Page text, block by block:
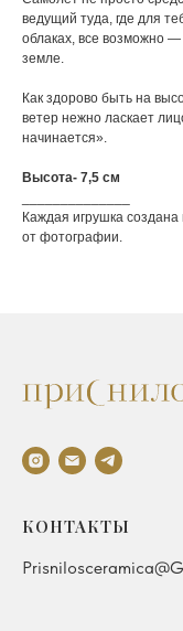
ведущий туда, где для
облаках, все возможно
земле.
Как здорово быть на
ветер нежно ласкает
начинается».
Высота- 7,5 см
Каждая игрушка
от фотографии.
КОНТАКТЫ